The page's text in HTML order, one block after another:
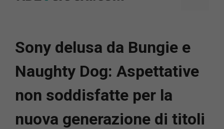
Sony delusa da Bungie e
Naughty Dog: Aspettative
non soddisfatte per la
nuova generazione di titoli